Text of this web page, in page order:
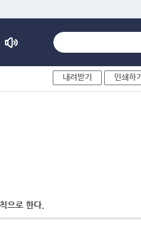
내려받기 인쇄하기
으로 한다.